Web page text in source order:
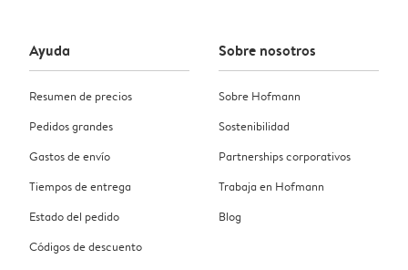
Ayuda
Resumen de precios
Pedidos grandes
Gastos de envío
Tiempos de entrega
Estado del pedido
Códigos de descuento
Sobre nosotros
Sobre Hofmann
Sostenibilidad
Partnerships corporativos
Trabaja en Hofmann
Blog